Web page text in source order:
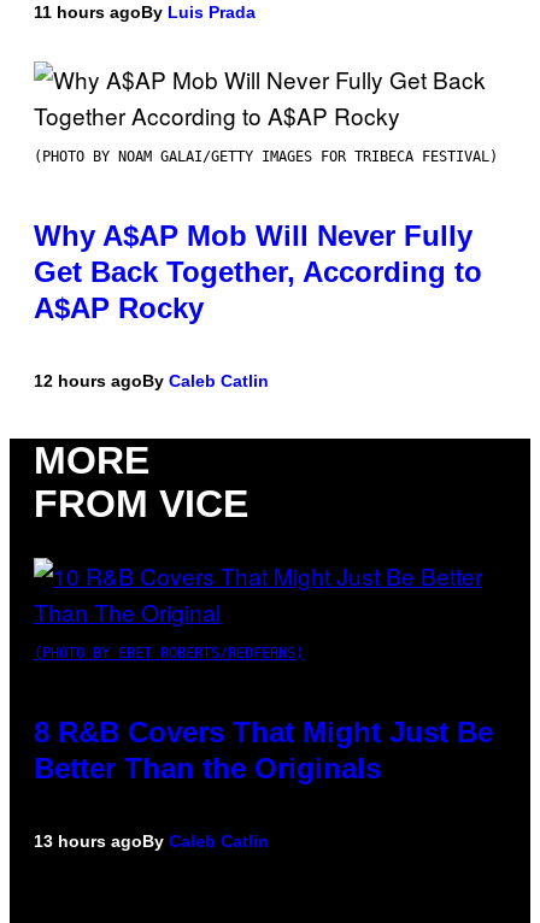
11 hours agoBy Luis Prada
(PHOTO BY NOAM GALAI/GETTY IMAGES FOR TRIBECA FESTIVAL)
Why A$AP Mob Will Never Fully
Get Back Together, According to
A$AP Rocky
12 hours agoBy Caleb Catlin
MORE
FROM VICE
(PHOTO BY EBET ROBERTS/REDFERNS)
8 R&B Covers That Might Just Be
Better Than the Originals
13 hours agoBy Caleb Catlin